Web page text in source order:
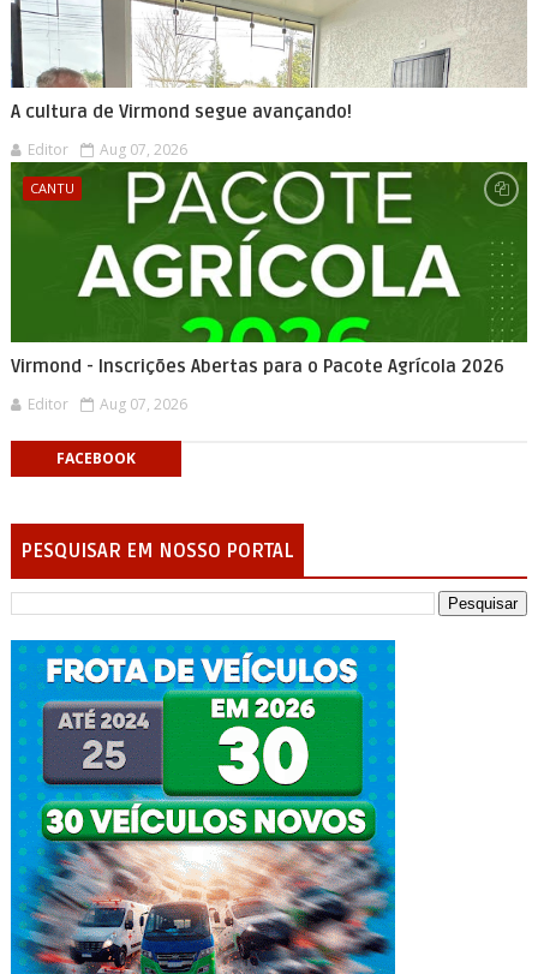
A cultura de Virmond segue avançando!
Editor Aug 07, 2026
CANTU
Virmond - Inscrições Abertas para o Pacote Agrícola 2026
Editor Aug 07, 2026
FACEBOOK
PESQUISAR EM NOSSO PORTAL